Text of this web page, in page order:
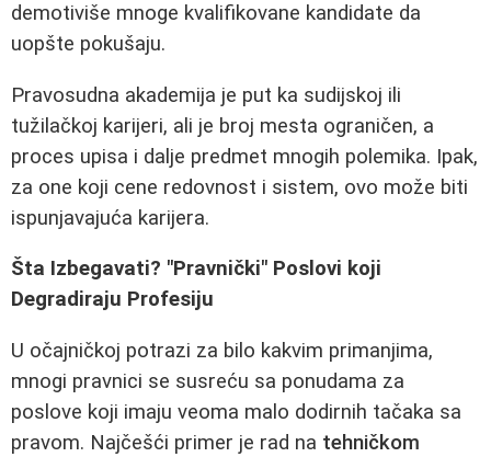
demotiviše mnoge kvalifikovane kandidate da
uopšte pokušaju.
Pravosudna akademija je put ka sudijskoj ili
tužilačkoj karijeri, ali je broj mesta ograničen, a
proces upisa i dalje predmet mnogih polemika. Ipak,
za one koji cene redovnost i sistem, ovo može biti
ispunjavajuća karijera.
Šta Izbegavati? "Pravnički" Poslovi koji
Degradiraju Profesiju
U očajničkoj potrazi za bilo kakvim primanjima,
mnogi pravnici se susreću sa ponudama za
poslove koji imaju veoma malo dodirnih tačaka sa
pravom. Najčešći primer je rad na tehničkom